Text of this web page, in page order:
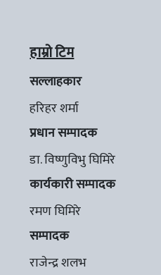
हाम्रो टिम
सल्लाहकार
हरिहर शर्मा
प्रधान सम्पादक
डा. विष्णुविभु घिमिरे
कार्यकारी सम्पादक
रमण घिमिरे
सम्पादक
राजेन्द्र शलभ